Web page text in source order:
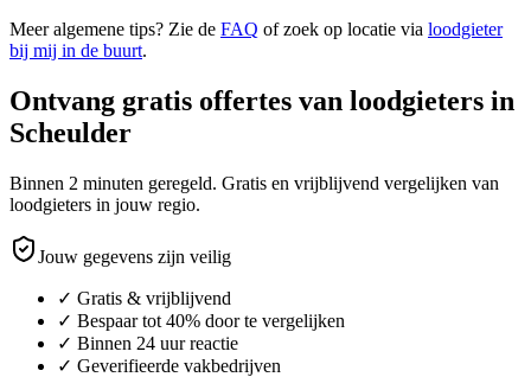
Meer algemene tips? Zie de FAQ of zoek op locatie via loodgieter
bij mij in de buurt.
Ontvang gratis offertes van loodgieters in
Scheulder
Binnen 2 minuten geregeld. Gratis en vrijblijvend vergelijken van
loodgieters in jouw regio.
Jouw gegevens zijn veilig
✓ Gratis & vrijblijvend
✓ Bespaar tot 40% door te vergelijken
✓ Binnen 24 uur reactie
✓ Geverifieerde vakbedrijven